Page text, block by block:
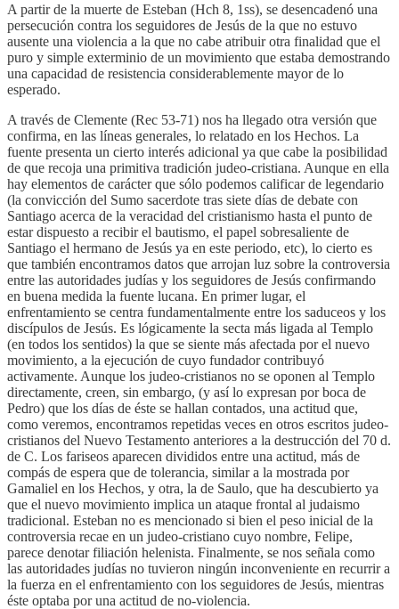
A partir de la muerte de Esteban (Hch 8, 1ss), se desencadenó una
persecución contra los seguidores de Jesús de la que no estuvo
ausente una violencia a la que no cabe atribuir otra finalidad que el
puro y simple exterminio de un movimiento que estaba demostrando
una capacidad de resistencia considerablemente mayor de lo
esperado.
A través de Clemente (Rec 53-71) nos ha llegado otra versión que
confirma, en las líneas generales, lo relatado en los Hechos. La
fuente presenta un cierto interés adicional ya que cabe la posibilidad
de que recoja una primitiva tradición judeo-cristiana. Aunque en ella
hay elementos de carácter que sólo podemos calificar de legendario
(la convicción del Sumo sacerdote tras siete días de debate con
Santiago acerca de la veracidad del cristianismo hasta el punto de
estar dispuesto a recibir el bautismo, el papel sobresaliente de
Santiago el hermano de Jesús ya en este periodo, etc), lo cierto es
que también encontramos datos que arrojan luz sobre la controversia
entre las autoridades judías y los seguidores de Jesús confirmando
en buena medida la fuente lucana. En primer lugar, el
enfrentamiento se centra fundamentalmente entre los saduceos y los
discípulos de Jesús. Es lógicamente la secta más ligada al Templo
(en todos los sentidos) la que se siente más afectada por el nuevo
movimiento, a la ejecución de cuyo fundador contribuyó
activamente. Aunque los judeo-cristianos no se oponen al Templo
directamente, creen, sin embargo, (y así lo expresan por boca de
Pedro) que los días de éste se hallan contados, una actitud que,
como veremos, encontramos repetidas veces en otros escritos judeo-
cristianos del Nuevo Testamento anteriores a la destrucción del 70 d.
de C. Los fariseos aparecen divididos entre una actitud, más de
compás de espera que de tolerancia, similar a la mostrada por
Gamaliel en los Hechos, y otra, la de Saulo, que ha descubierto ya
que el nuevo movimiento implica un ataque frontal al judaismo
tradicional. Esteban no es mencionado si bien el peso inicial de la
controversia recae en un judeo-cristiano cuyo nombre, Felipe,
parece denotar filiación helenista. Finalmente, se nos señala como
las autoridades judías no tuvieron ningún inconveniente en recurrir a
la fuerza en el enfrentamiento con los seguidores de Jesús, mientras
éste optaba por una actitud de no-violencia.